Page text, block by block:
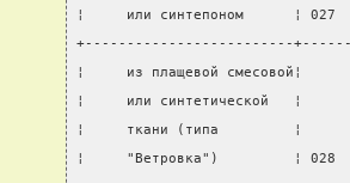
¦     или синтепоном
+-------------------------
¦     из плащевой
¦     или синтетической
¦     ткани (типа         ¦
¦     "Ветровка")         ¦